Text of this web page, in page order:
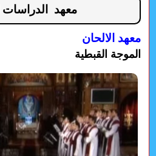
معهد الدراسات
معهد الالحان
الموجة القبطية